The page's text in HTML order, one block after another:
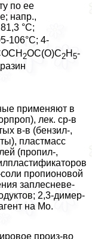
по ее
напр.,
°С;
106°С; 4-
2OC(O)C2H 5-
применяют в
лек. ср-в
в-в (бензил-,
пластмасс
(пропил-,
пропионовой
заплесневе-
2,3-димер-
на Мо.
произ-во